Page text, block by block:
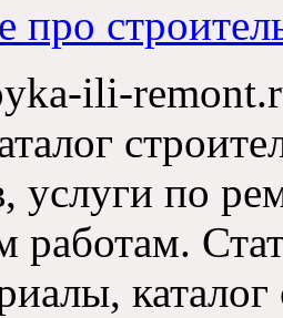
про
ili-
услуги по
работам.